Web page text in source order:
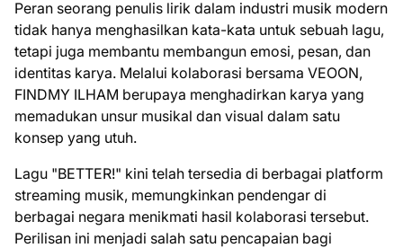
Peran seorang penulis lirik dalam industri musik modern
tidak hanya menghasilkan kata-kata untuk sebuah lagu,
tetapi juga membantu membangun emosi, pesan, dan
identitas karya. Melalui kolaborasi bersama VEOON,
FINDMY ILHAM berupaya menghadirkan karya yang
memadukan unsur musikal dan visual dalam satu
konsep yang utuh.
Lagu "BETTER!" kini telah tersedia di berbagai platform
streaming musik, memungkinkan pendengar di
berbagai negara menikmati hasil kolaborasi tersebut.
Perilisan ini menjadi salah satu pencapaian bagi